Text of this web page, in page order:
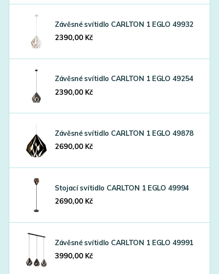
Závěsné svítidlo CARLTON 1 EGLO 49932
2390,00 Kč
Závěsné svítidlo CARLTON 1 EGLO 49254
2390,00 Kč
Závěsné svítidlo CARLTON 1 EGLO 49878
2690,00 Kč
Stojací svítidlo CARLTON 1 EGLO 49994
2690,00 Kč
Závěsné svítidlo CARLTON 1 EGLO 49991
3990,00 Kč